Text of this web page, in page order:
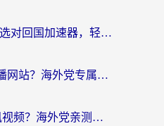
国外看芒果tv总卡？选对回国加速器，轻松追《浪姐》不费劲
在国外怎么看nba直播网站？海外党专属体育观赛指南，告别地区限制！
国外怎么看手机腾讯视频？海外党亲测有效的追剧加速器选择指南